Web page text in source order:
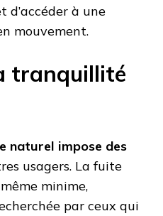
à une
mouvement.
tranquillité
naturel impose des
usagers. La fuite
minime,
par ceux qui